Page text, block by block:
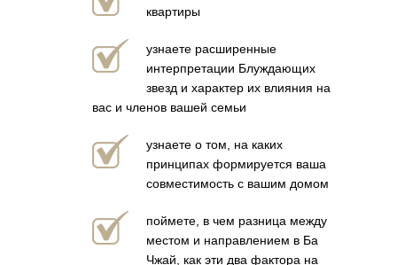
квартиры
узнаете расширенные
интерпретации Блуждающих
звезд и характер их влияния на
вас и членов вашей семьи
узнаете о том, на каких
принципах формируется ваша
совместимость с вашим домом
поймете, в чем разница между
местом и направлением в Ба
Чжай, как эти два фактора на